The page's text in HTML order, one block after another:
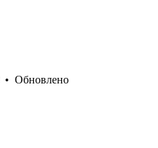
• Обновлено